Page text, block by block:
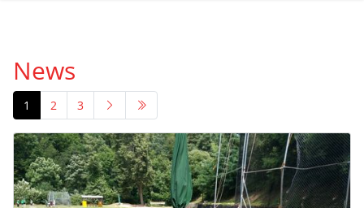
News
1 2 3